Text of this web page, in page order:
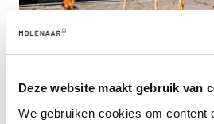
Deze website maakt gebruik van
We gebruiken cookies om content
ONZE UNIEKE
HET MOLENAAR
“Ik ben, samen met mijn collega,